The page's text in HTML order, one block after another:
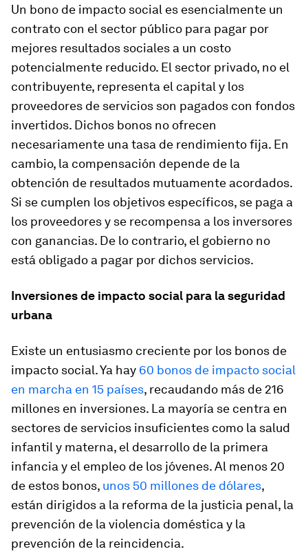
Un bono de impacto social es esencialmente un
contrato con el sector público para pagar por
mejores resultados sociales a un costo
potencialmente reducido. El sector privado, no el
contribuyente, representa el capital y los
proveedores de servicios son pagados con fondos
invertidos. Dichos bonos no ofrecen
necesariamente una tasa de rendimiento fija. En
cambio, la compensación depende de la
obtención de resultados mutuamente acordados.
Si se cumplen los objetivos específicos, se paga a
los proveedores y se recompensa a los inversores
con ganancias. De lo contrario, el gobierno no
está obligado a pagar por dichos servicios.
Inversiones de impacto social para la seguridad
urbana
Existe un entusiasmo creciente por los bonos de
impacto social. Ya hay 60 bonos de impacto social
en marcha en 15 países, recaudando más de 216
millones en inversiones. La mayoría se centra en
sectores de servicios insuficientes como la salud
infantil y materna, el desarrollo de la primera
infancia y el empleo de los jóvenes. Al menos 20
de estos bonos, unos 50 millones de dólares,
están dirigidos a la reforma de la justicia penal, la
prevención de la violencia doméstica y la
prevención de la reincidencia.